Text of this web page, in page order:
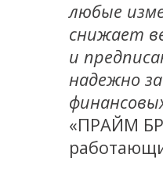
любые
снижает
и
надежно
«ПРАЙМ